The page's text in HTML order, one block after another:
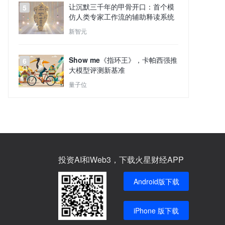
5
让沉默三千年的甲骨开口：首个模
仿人类专家工作流的辅助释读系统
新智元
6
Show me《指环王》，卡帕西强推
大模型评测新基准
量子位
投资AI和Web3，下载火星财经APP
Android版下载
iPhone 版下载